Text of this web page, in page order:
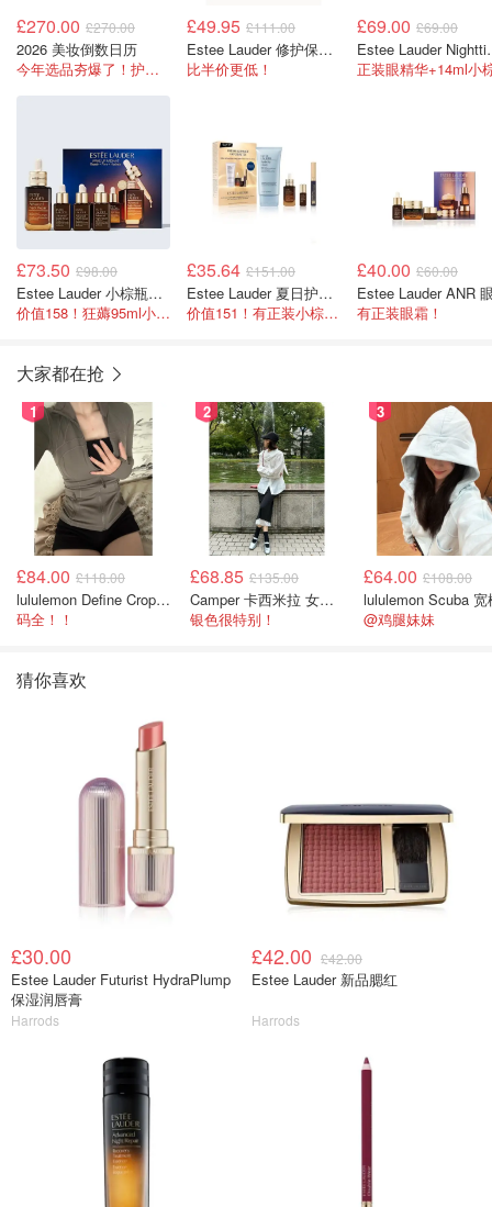
£270.00 £270.00
2026 美妆倒数日历
今年选品夯爆了！护肤全线都很绝
£49.95 £111.00
Estee Lauder 修护保湿套装
比半价更低！
£69.00 £69.00
Estee
£73.50 £98.00
Estee Lauder 小棕瓶精华液4件套
价值158！狂薅95ml小棕瓶！
£35.64 £151.00
Estee Lauder 夏日护肤彩妆礼盒
价值151！有正装小棕瓶！
£40.00 £60.00
有正装眼霜！
大家都在抢
1
£84.00 £118.00
lululemon Define Cropped Jacket Nulu 短款夹克
码全！！
2
£68.85 £135.00
Camper 卡西米拉 女士鞋子
银色很特别！
3
£64.00 £108.00
@鸡腿妹妹
猜你喜欢
£30.00
Estee Lauder Futurist HydraPlump
保湿润唇膏
Harrods
£42.00 £42.00
Estee Lauder 新品腮红
Harrods